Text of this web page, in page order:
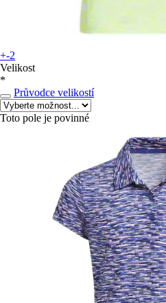
+-2
Velikost
*
Průvodce velikostí
Toto pole je povinné